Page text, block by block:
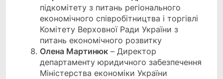
підкомітету з питань регіонального
економічного співробітництва і торгівлі
Комітету Верховної Ради України з
питань економічного розвитку
Олена Мартинюк – Директор
департаменту юридичного забезпечення
Міністерства економіки України